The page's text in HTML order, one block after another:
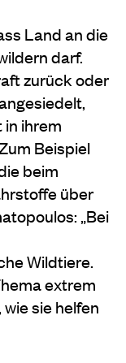
Land an die
darf.
zurück oder
ihrem
Beispiel
beim
über
„Bei
Wildtiere.
extrem
sie helfen